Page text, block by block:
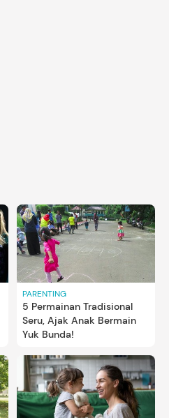
PARENTING
5 Permainan Tradisional
Seru, Ajak Anak Bermain
Yuk Bunda!